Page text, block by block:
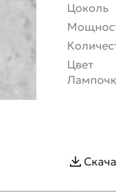
Цоколь
Цвет